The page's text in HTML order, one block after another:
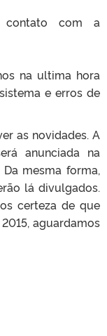
com a
na ultima hora
e erros de
as novidades. A
anunciada na
mesma forma,
lá divulgados.
certeza de que
aguardamos